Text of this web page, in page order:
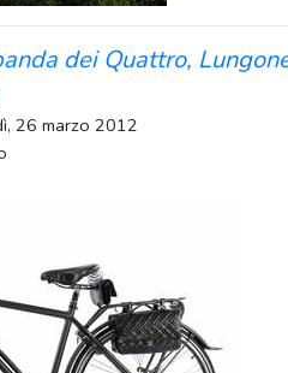
dei Quattro,
26 marzo 2012